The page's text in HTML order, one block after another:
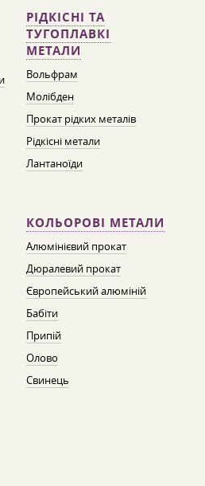
РІДКІСНІ ТА
ТУГОПЛАВКІ
МЕТАЛИ
Вольфрам
Молібден
Прокат рідких металів
Рідкісні метали
Лантаноїди
КОЛЬОРОВІ МЕТАЛИ
Алюмінієвий прокат
Дюралевий прокат
Європейський алюміній
Бабіти
Припій
Олово
Свинець